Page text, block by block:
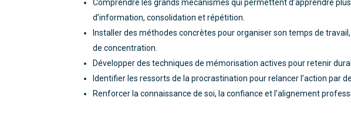
Comprendre les grands mécanismes qui permettent d’apprendre
d’information, consolidation et répétition.
Installer des méthodes concrètes pour organiser son temps de
de concentration.
Développer des techniques de mémorisation actives pour retenir
Identifier les ressorts de la procrastination pour relancer l’action par
Renforcer la connaissance de soi, la confiance et l’alignement